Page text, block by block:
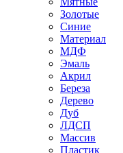
Золотые
Синие
Материал
МДФ
Эмаль
Акрил
Береза
Дерево
Дуб
ЛДСП
Массив
Пластик